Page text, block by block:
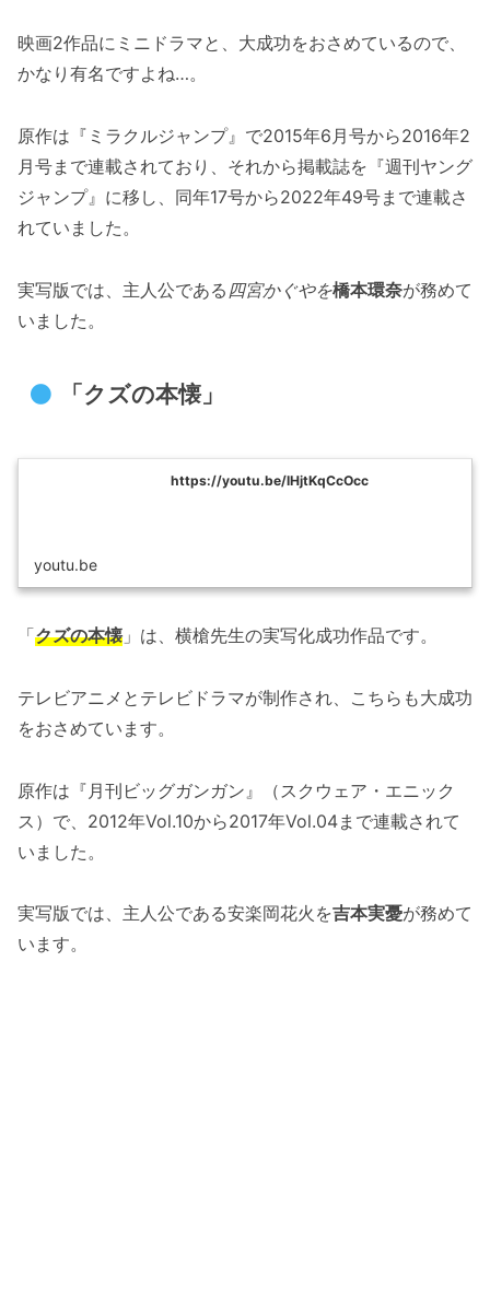
映画2作品にミニドラマと、大成功をおさめているので、
かなり有名ですよね…。
原作は『ミラクルジャンプ』で2015年6月号から2016年2
月号まで連載されており、それから掲載誌を『週刊ヤング
ジャンプ』に移し、同年17号から2022年49号まで連載さ
れていました。
実写版では、主人公である 四宮かぐやを橋本環奈が務めて
いました。
「クズの本懐」
https://youtu.be/lHjtKqCcOcc
youtu.be
「クズの本懐 」は、横槍先生の実写化成功作品です。
テレビアニメとテレビドラマが制作され、こちらも大成功
をおさめています。
原作は『月刊ビッグガンガン』（スクウェア・エニック
ス）で、2012年Vol.10から2017年Vol.04まで連載されて
いました。
実写版では、主人公である安楽岡花火を吉本実憂が務めて
います。